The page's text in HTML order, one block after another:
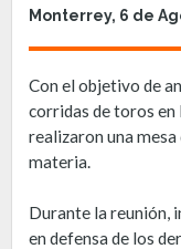
Monterrey, 6 de
Con el objetivo de
corridas de toros en
realizaron una
materia.
Durante la reunión,
en defensa de los